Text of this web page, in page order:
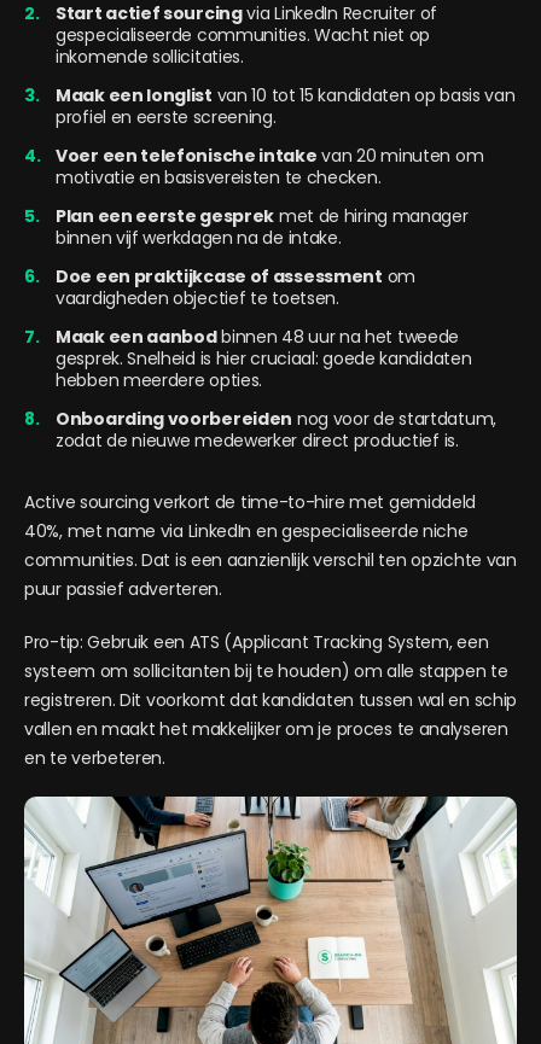
Start actief sourcingvia LinkedIn Recruiter of
gespecialiseerde communities. Wacht niet op
inkomende sollicitaties.
Maak een longlist van 10 tot 15 kandidaten op basis van
profiel en eerste screening.
Voer een telefonische intake van 20 minuten om
motivatie en basisvereisten te checken.
Plan een eerste gesprek met de hiring manager
binnen vijf werkdagen na de intake.
Doe een praktijkcase of assessment om
vaardigheden objectief te toetsen.
Maak een aanbodbinnen 48 uur na het tweede
gesprek. Snelheid is hier cruciaal: goede kandidaten
hebben meerdere opties.
Onboarding voorbereiden nog voor de startdatum,
zodat de nieuwe medewerker direct productief is.
Active sourcing verkort de time-to-hire met gemiddeld
40%, met name via LinkedIn en gespecialiseerde niche
communities. Dat is een aanzienlijk verschil ten opzichte van
puur passief adverteren.
Pro-tip: Gebruik een ATS (Applicant Tracking System, een
systeem om sollicitanten bij te houden) om alle stappen te
registreren. Dit voorkomt dat kandidaten tussen wal en schip
vallen en maakt het makkelijker om je proces te analyseren
en te verbeteren.